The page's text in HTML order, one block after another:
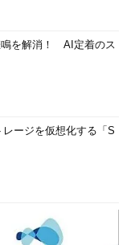
鳴を解消！ AI定着のス
ージを仮想化する「S